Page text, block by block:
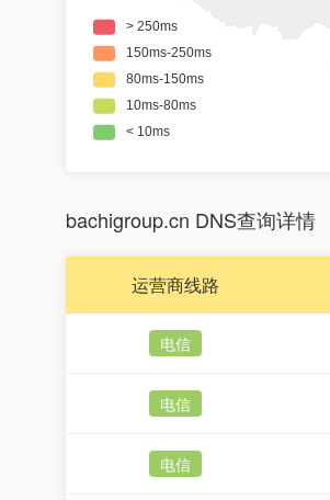
bachigroup.cn DNS查询详情
运营商线路
电信
电信
电信